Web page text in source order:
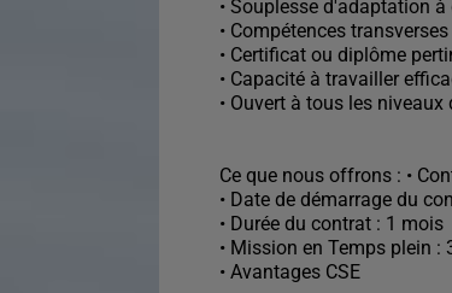
• Souplesse d'adaptation
• Compétences
• Certificat ou diplôme
• Capacité à travailler
• Ouvert à tous les niveaux
Ce que nous offrons : •
• Date de démarrage du
• Durée du contrat : 1 mois
• Mission en Temps plein :
• Avantages CSE